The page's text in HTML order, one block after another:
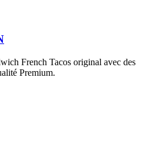
French Tacos original avec des
Premium.